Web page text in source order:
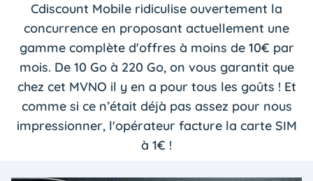
Cdiscount Mobile ridiculise ouvertement la
concurrence en proposant actuellement une
gamme complète d'offres à moins de 10€ par
mois. De 10 Go à 220 Go, on vous garantit que
chez cet MVNO il y en a pour tous les goûts ! Et
comme si ce n’était déjà pas assez pour nous
impressionner, l'opérateur facture la carte SIM
à 1€ !